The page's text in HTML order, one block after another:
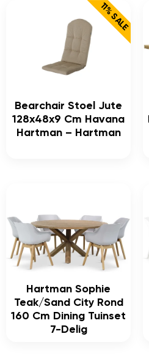
11% SALE
Bearchair Stoel Jute
128x48x9 Cm Havana
Hartman – Hartman
Hartman Sophie
Teak/Sand City Rond
160 Cm Dining Tuinset
7-Delig